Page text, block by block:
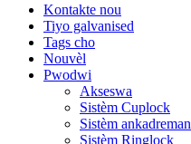
Kontakte nou
Tiyo galvanised
Tags cho
Nouvèl
Pwodwi
Akseswa
Sistèm Cuplock
Sistèm ankadreman
Sistèm Ringlock